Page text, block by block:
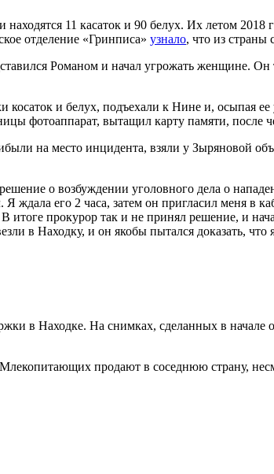
11 касаток и 90 белух. Их летом
отделение «Гринписа» узнало, что из страны
Романом и начал угрожать женщине. Он
косаток и белух, подъехали к Нине и, осыпая
фотоаппарат, вытащил карту памяти, после
на место инцидента, взяли у Зыряновой
о возбуждении уголовного дела о
его 2 часа, затем он пригласил меня в
прокурор так и не принял решение, и
в Находку, и он якобы пытался доказать,
в Находке. На снимках, сделанных в начале
продают в соседнюю страну,